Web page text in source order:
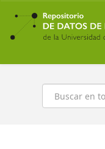
Ir
contenido
principal
Buscar